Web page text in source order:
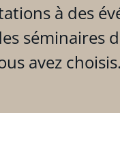
à des
séminaires
avez choisis.